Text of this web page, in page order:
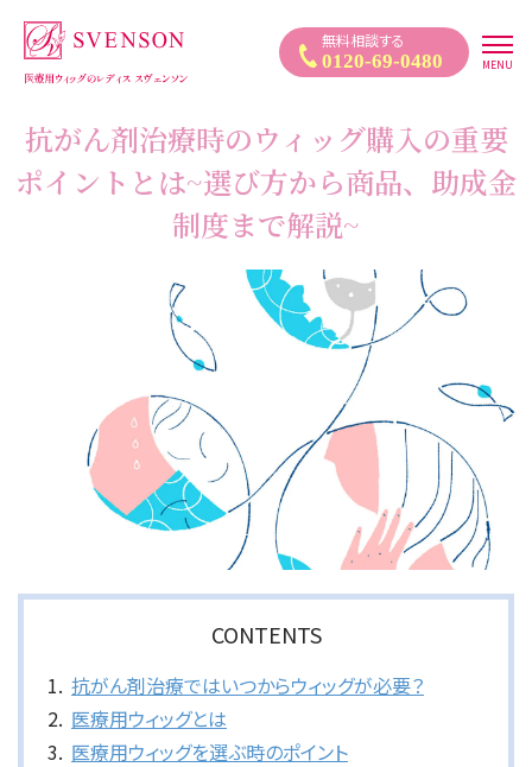
医療用ウィッグ｜自然なウィッグ・かつらのレディススヴェンソン
無料相談する
0120-69-0480 MENU
抗がん剤治療時のウィッグ購入の重要
ポイントとは~選び方から商品、助成金
制度まで解説~
CONTENTS
抗がん剤治療ではいつからウィッグが必要？
医療用ウィッグとは
医療用ウィッグを選ぶ時のポイント